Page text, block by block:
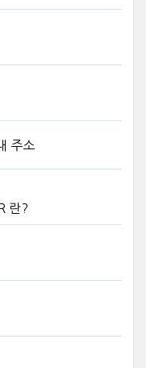
주소
란?